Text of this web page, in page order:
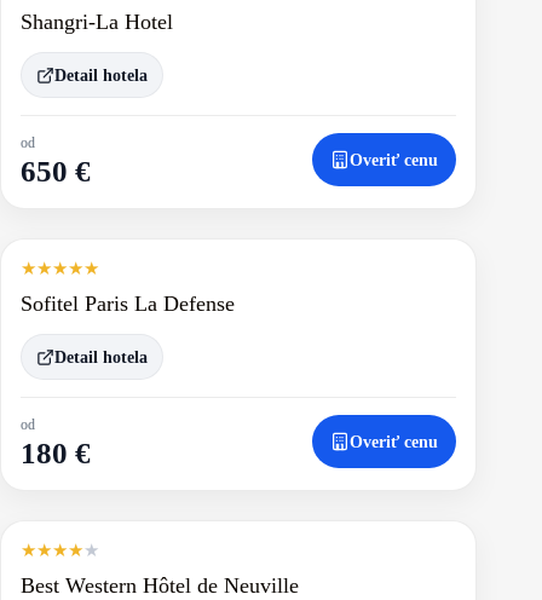
Shangri-La Hotel
Detail hotela
od
650 € Overiť cenu
★★★★★
Sofitel Paris La Defense
Detail hotela
od
180 € Overiť cenu
★★★★★
Best Western Hôtel de Neuville